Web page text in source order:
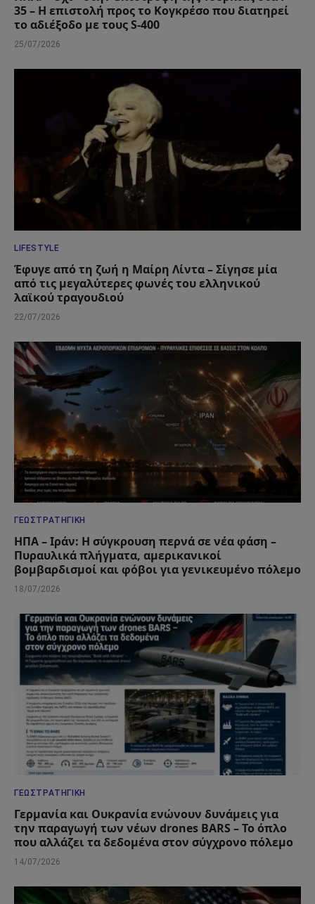
35 – Η επιστολή προς το Κογκρέσο που διατηρεί
το αδιέξοδο με τους S-400
25/07/2026
LIFESTYLE
Έφυγε από τη ζωή η Μαίρη Λίντα – Σίγησε μία
από τις μεγαλύτερες φωνές του ελληνικού
λαϊκού τραγουδιού
22/07/2026
ΓΕΩΣΤΡΑΤΗΓΙΚΉ
ΗΠΑ – Ιράν: Η σύγκρουση περνά σε νέα φάση –
Πυραυλικά πλήγματα, αμερικανικοί
βομβαρδισμοί και φόβοι για γενικευμένο πόλεμο
18/07/2026
ΓΕΩΣΤΡΑΤΗΓΙΚΉ
Γερμανία και Ουκρανία ενώνουν δυνάμεις για
την παραγωγή των νέων drones BARS – Το όπλο
που αλλάζει τα δεδομένα στον σύγχρονο πόλεμο
14/07/2026